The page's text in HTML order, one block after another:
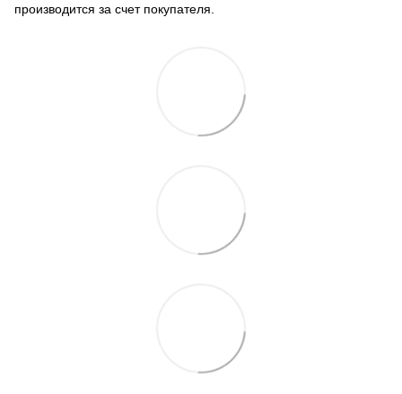
производится за счет покупателя.